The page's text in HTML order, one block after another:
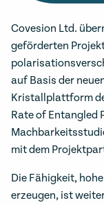
Covesion Ltd.
geförderten
auf Basis der
Kristallplattform
Rate of Entangled
mit dem
Die Fähigkeit,
erzeugen, ist